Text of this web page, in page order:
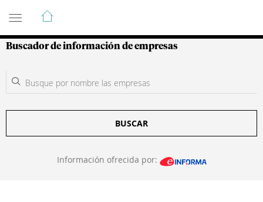
Guía de Empresas Colombianas
Buscador de información de empresas
BUSCAR
Información ofrecida por: